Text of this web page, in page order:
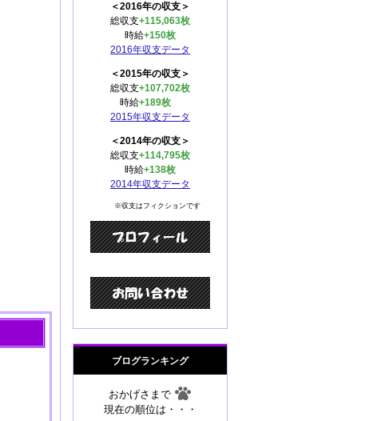
＜2016年の収支＞
総収支+115,063枚
時給+150枚
2016年収支データ
＜2015年の収支＞
総収支+107,702枚
時給+189枚
2015年収支データ
＜2014年の収支＞
総収支+114,795枚
時給+138枚
2014年収支データ
※収支はフィクションです
ブログランキング
おかげさまで
現在の順位は・・・